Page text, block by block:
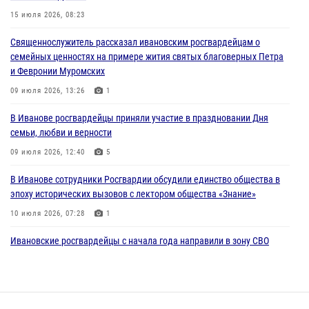
31 июля 2026, 11:08
В Ивановской области при содействии Росгвардии задержаны
подозреваемые в серии автомобильных краж
30 июля 2026, 12:41 2
празднования Дня Крещения Руси
28 июля 2026, 08:57 4
15 июля 2026, 08:23
Священнослужитель рассказал ивановским росгвардейцам о
семейных ценностях на примере жития святых благоверных Петра
и Февронии Муромских
09 июля 2026, 13:26 1
В Иванове росгвардейцы приняли участие в праздновании Дня
семьи, любви и верности
09 июля 2026, 12:40 5
В Иванове сотрудники Росгвардии обсудили единство общества в
эпоху исторических вызовов с лектором общества «Знание»
10 июля 2026, 07:28 1
Ивановские росгвардейцы с начала года направили в зону СВО